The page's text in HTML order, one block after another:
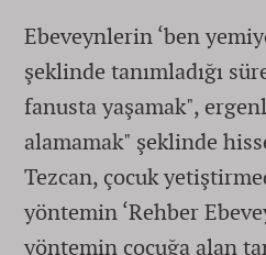
Ebeveynlerin ‘ben
şeklinde tanımladığı
fanusta yaşamak",
alamamak" şeklinde
Tezcan, çocuk
yöntemin ‘Rehber
yöntemin çocuğa alan